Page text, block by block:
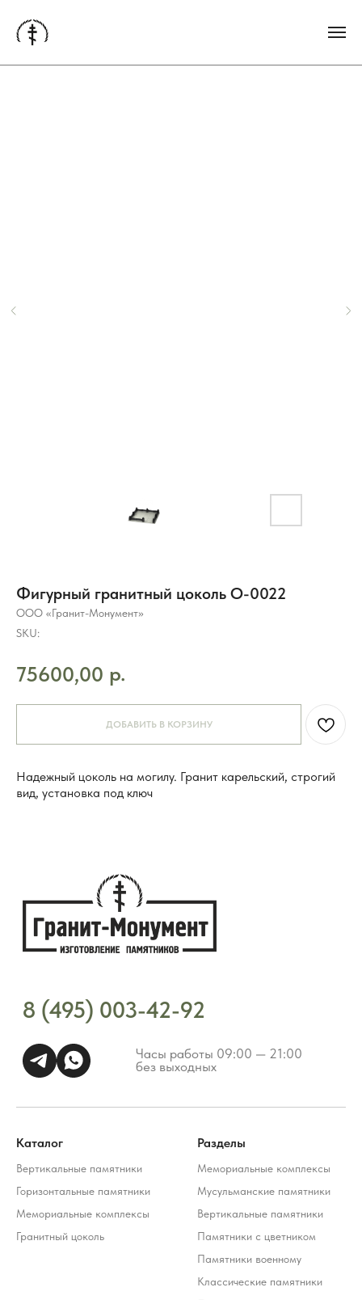
Фигурный гранитный цоколь O-0022
ООО «Гранит-Монумент»
SKU:
75600,00 р.
ДОБАВИТЬ В КОРЗИНУ
Надежный цоколь на могилу. Гранит карельский, строгий
вид, установка под ключ
8 (495) 003-42-92
Каталог
Вертикальные памятники
Горизонтальные памятники
Мемориальные комплексы
Гранитный цоколь
Разделы
Мемориальные комплексы
Мусульманские памятники
Вертикальные памятники
Памятники с цветником
Памятники военному
Классические памятники